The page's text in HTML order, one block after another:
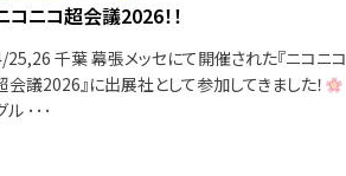
コニコ超会議2026！！
25,26 千葉 幕張メッセにて開催された『ニコニコ
会議2026』に出展社として参加してきました！
ル ･･･